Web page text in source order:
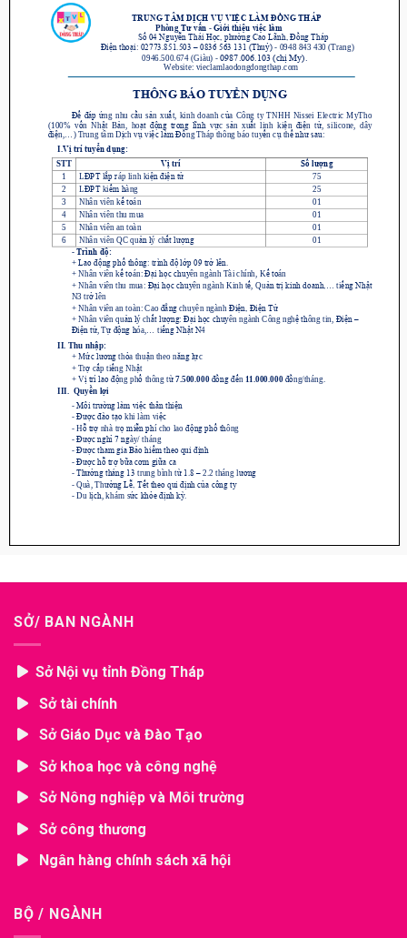
SỞ/ BAN NGÀNH
Sở Nội vụ tỉnh Đồng Tháp
Sở tài chính
Sở Giáo Dục và Đào Tạo
Sở khoa học và công nghệ
Sở Nông nghiệp và Môi trường
Sở công thương
Ngân hàng chính sách xã hội
BỘ / NGÀNH